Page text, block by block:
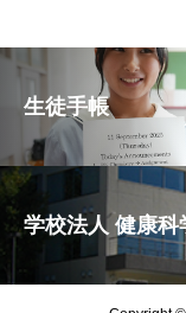
生徒手帳
学校法人 健康科